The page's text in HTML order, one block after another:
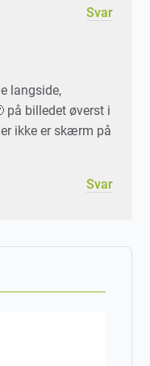
Svar
langside,
på billedet øverst i
ikke er skærm på
Svar